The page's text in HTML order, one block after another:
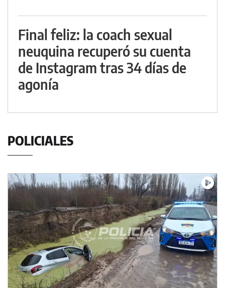
Final feliz: la coach sexual
neuquina recuperó su cuenta
de Instagram tras 34 días de
agonía
POLICIALES